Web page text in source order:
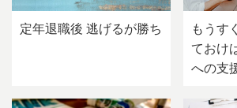
定年退職後 逃げるが勝ち
もうす
ておけ
への支